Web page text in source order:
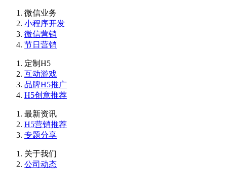
微信业务
小程序开发
微信营销
节日营销
定制H5
互动游戏
品牌H5推广
H5创意推荐
最新资讯
H5营销推荐
专题分享
关于我们
公司动态